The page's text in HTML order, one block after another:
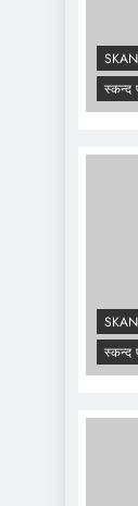
स्कन्द
स्कन्द